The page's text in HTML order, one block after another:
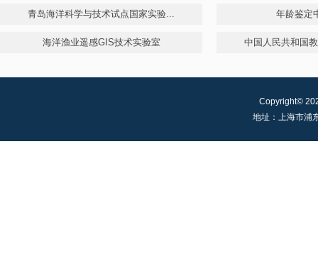
青岛海洋科学与技术试点国家实验... 年龄鉴定
海洋渔业遥感GIS技术实验室 中国人民共和国
Copyright©
地址：上海市浦